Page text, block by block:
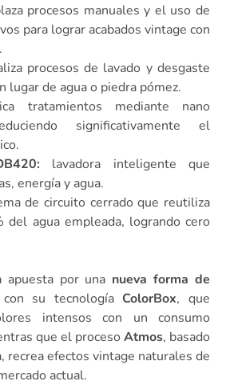
procesos manuales y el uso de
para lograr acabados vintage con
procesos de lavado y desgaste
lugar de agua o piedra pómez.
tratamientos mediante nano
significativamente el
lavadora inteligente que
energía y agua.
de circuito cerrado que reutiliza
del agua empleada, logrando cero
apuesta por una nueva forma de
con su tecnología ColorBox, que
intensos con un consumo
que el proceso Atmos, basado
recrea efectos vintage naturales de
actual.